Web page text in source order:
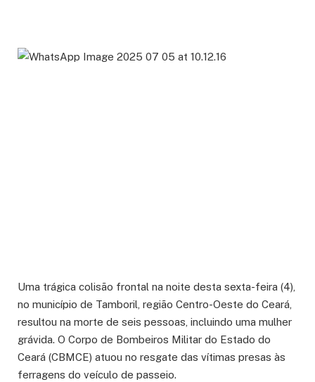
Uma trágica colisão frontal na noite desta sexta-feira (4),
no município de Tamboril, região Centro-Oeste do Ceará,
resultou na morte de seis pessoas, incluindo uma mulher
grávida. O Corpo de Bombeiros Militar do Estado do
Ceará (CBMCE) atuou no resgate das vítimas presas às
ferragens do veículo de passeio.